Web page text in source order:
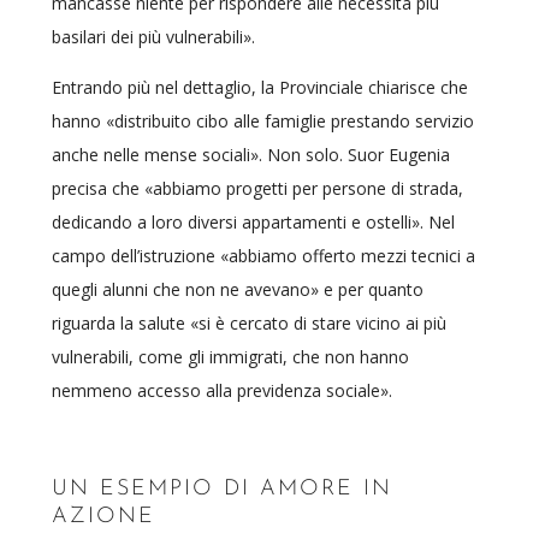
basilari dei più vulnerabili».
Entrando più nel dettaglio, la Provinciale chiarisce che
hanno «distribuito cibo alle famiglie prestando servizio
anche nelle mense sociali». Non solo. Suor Eugenia
precisa che «abbiamo progetti per persone di strada,
dedicando a loro diversi appartamenti e ostelli». Nel
campo dell’istruzione «abbiamo offerto mezzi tecnici a
quegli alunni che non ne avevano» e per quanto
riguarda la salute «si è cercato di stare vicino ai più
vulnerabili, come gli immigrati, che non hanno
nemmeno accesso alla previdenza sociale».
UN ESEMPIO DI AMORE IN
AZIONE